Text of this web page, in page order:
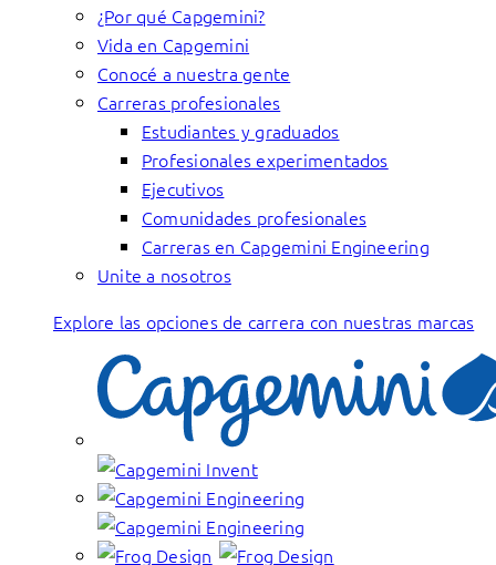
¿Por qué Capgemini?
Vida en Capgemini
Conocé a nuestra gente
Carreras profesionales
Estudiantes y graduados
Profesionales experimentados
Ejecutivos
Comunidades profesionales
Carreras en Capgemini Engineering
Unite a nosotros
Explore las opciones de carrera con nuestras marcas